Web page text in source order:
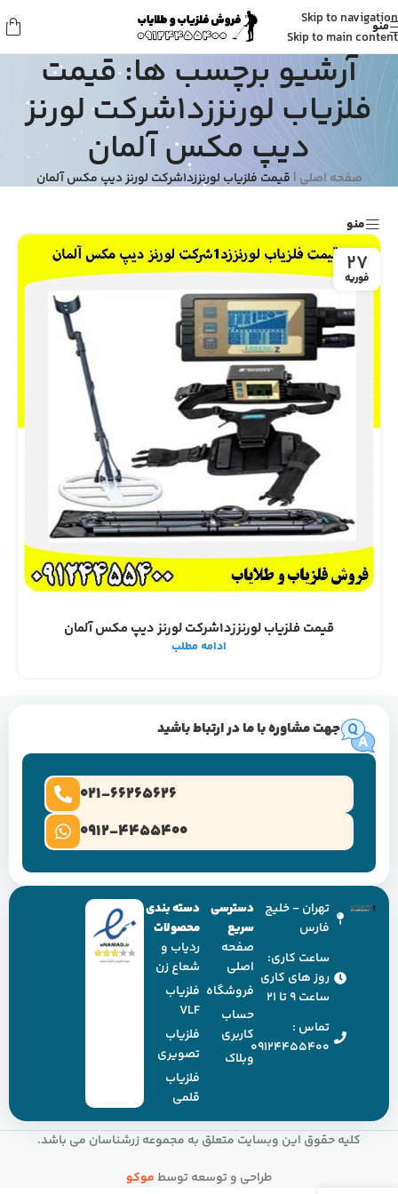
Skip to navigation
Skip to main content
منو
آرشیو برچسب ها: قیمت
فلزیاب لورنززد۱شرکت لورنز
دیپ مکس آلمان
صفحه اصلی | قیمت فلزیاب لورنززد۱شرکت لورنز دیپ مکس آلمان
منو
27
فوریه
قیمت فلزیاب لورنززد۱شرکت لورنز دیپ مکس آلمان
ادامه مطلب
جهت مشاوره با ما در ارتباط باشید
0912-4455400
021-66265626
تهران - خلیج
فارس
ساعت کاری:
روز های کاری
ساعت ۹ تا ۲۱
تماس :
09124455400
دسترسی
سریع
صفحه
اصلی
فروشگاه
حساب
کاربری
وبلاک
دسته بندی
محصولات
ردیاب و
شعاع زن
فلزیاب
VLF
فلزیاب
تصویری
فلزیاب
قلمی
کلیه حقوق این وبسایت متعلق به مجموعه زرشناسان می باشد.
طراحی و توسعه توسطموکو